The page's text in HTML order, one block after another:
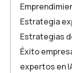
Estrategia
Estrategias
Éxito
expertos en